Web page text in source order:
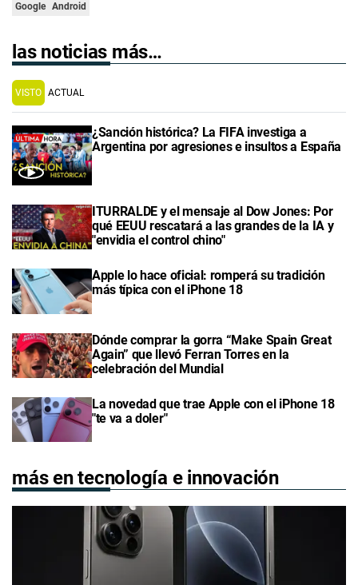
Google Android
las noticias más…
VISTO ACTUAL
¿Sanción histórica? La FIFA investiga a
Argentina por agresiones e insultos a España
ITURRALDE y el mensaje al Dow Jones: Por
qué EEUU rescatará a las grandes de la IA y
"envidia el control chino"
Apple lo hace oficial: romperá su tradición
más típica con el iPhone 18
Dónde comprar la gorra “Make Spain Great
Again” que llevó Ferran Torres en la
celebración del Mundial
La novedad que trae Apple con el iPhone 18
"te va a doler"
más en tecnología e innovación